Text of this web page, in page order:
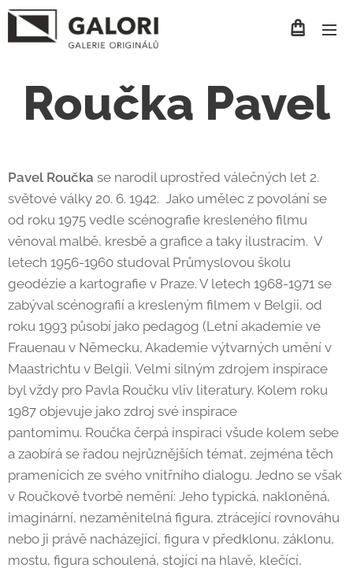
Roučka Pavel
Pavel Roučka se narodil uprostřed válečných let 2.
světové války 20. 6. 1942. Jako umělec z povolání se
od roku 1975 vedle scénografie kresleného filmu
věnoval malbě, kresbě a grafice a taky ilustracím. V
letech 1956-1960 studoval Průmyslovou školu
geodézie a kartografie v Praze. V letech 1968-1971 se
zabýval scénografií a kresleným filmem v Belgii, od
roku 1993 působí jako pedagog (Letní akademie ve
Frauenau v Německu, Akademie výtvarných umění v
Maastrichtu v Belgii. Velmi silným zdrojem inspirace
byl vždy pro Pavla Roučku vliv literatury. Kolem roku
1987 objevuje jako zdroj své inspirace
pantomimu. Roučka čerpá inspiraci všude kolem sebe
a zaobírá se řadou nejrůznějších témat, zejména těch
pramenících ze svého vnitřního dialogu. Jedno se však
v Roučkově tvorbě nemění: Jeho typická, nakloněná,
imaginární, nezaměnitelná figura, ztrácející rovnováhu
nebo ji právě nacházející, figura v předklonu, záklonu,
mostu, figura schoulená, stojící na hlavě, klečící,